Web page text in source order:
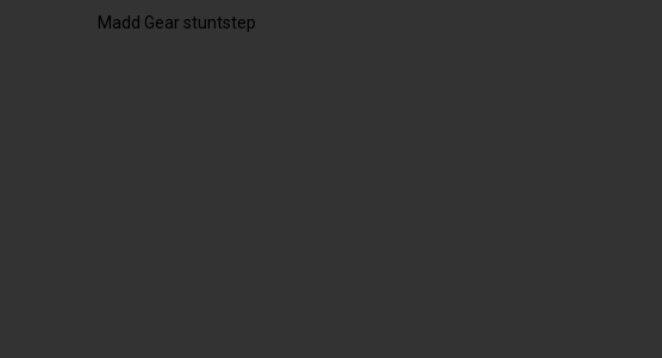
Madd Gear stuntstep